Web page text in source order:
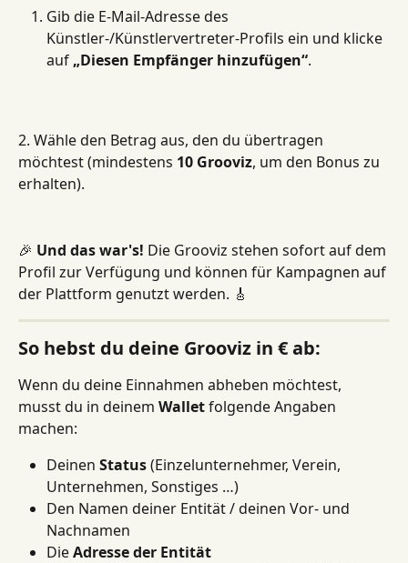
Gib die E-Mail-Adresse des
Künstler-/Künstlervertreter-Profils ein und klicke
auf „Diesen Empfänger hinzufügen“.
2. Wähle den Betrag aus, den du übertragen
möchtest (mindestens 10 Grooviz, um den Bonus zu
erhalten).
🎉 Und das war's! Die Grooviz stehen sofort auf dem
Profil zur Verfügung und können für Kampagnen auf
der Plattform genutzt werden. 🎸
So hebst du deine Grooviz in € ab:
Wenn du deine Einnahmen abheben möchtest,
musst du in deinem Wallet folgende Angaben
machen:
Deinen Status (Einzelunternehmer, Verein,
Unternehmen, Sonstiges …)
Den Namen deiner Entität / deinen Vor- und
Nachnamen
Die Adresse der Entität